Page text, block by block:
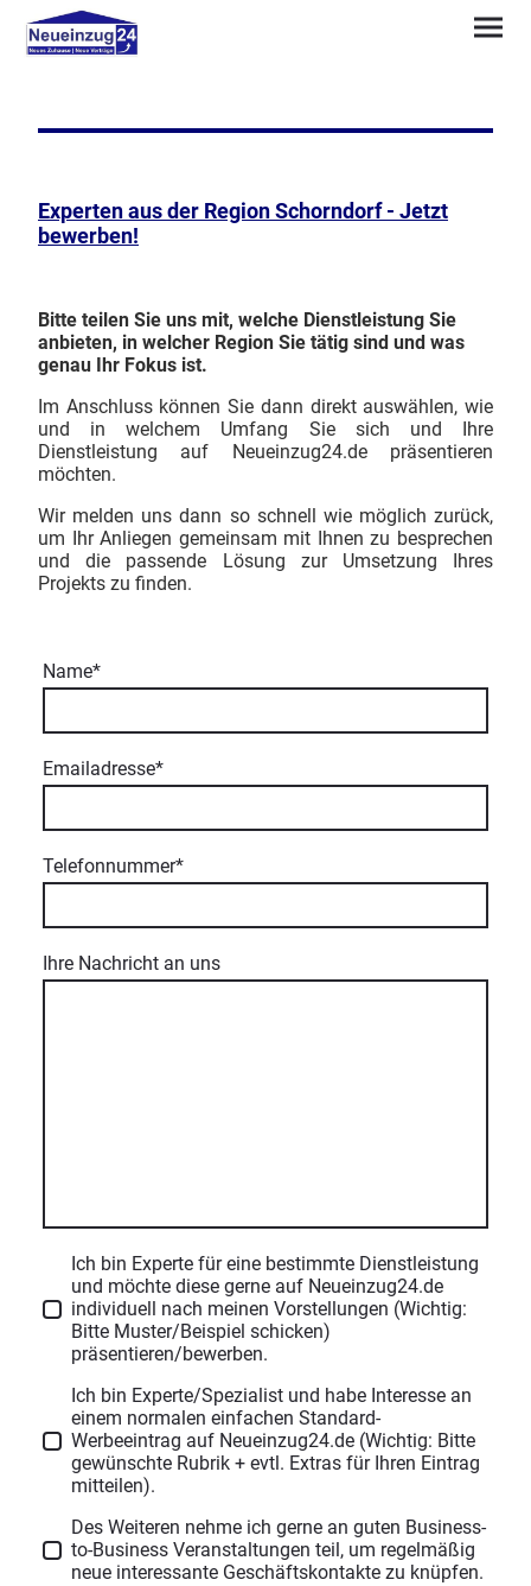
Experten aus der Region Schorndorf - Jetzt
bewerben!
Bitte teilen Sie uns mit, welche Dienstleistung Sie
anbieten, in welcher Region Sie tätig sind und was
genau Ihr Fokus ist.
Im Anschluss können Sie dann direkt auswählen, wie
und in welchem Umfang Sie sich und Ihre
Dienstleistung auf Neueinzug24.de präsentieren
möchten.
Wir melden uns dann so schnell wie möglich zurück,
um Ihr Anliegen gemeinsam mit Ihnen zu besprechen
und die passende Lösung zur Umsetzung Ihres
Projekts zu finden.
Name*
Emailadresse*
Telefonnummer*
Ihre Nachricht an uns
Ich bin Experte für eine bestimmte Dienstleistung
und möchte diese gerne auf Neueinzug24.de
individuell nach meinen Vorstellungen (Wichtig:
Bitte Muster/Beispiel schicken)
präsentieren/bewerben.
Ich bin Experte/Spezialist und habe Interesse an
einem normalen einfachen Standard-
Werbeeintrag auf Neueinzug24.de (Wichtig: Bitte
gewünschte Rubrik + evtl. Extras für Ihren Eintrag
mitteilen).
Des Weiteren nehme ich gerne an guten Business-
to-Business Veranstaltungen teil, um regelmäßig
neue interessante Geschäftskontakte zu knüpfen.